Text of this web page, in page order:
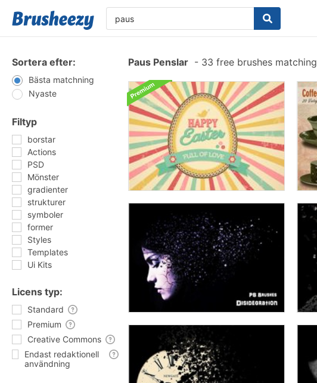
Sortera efter:
Bästa matchning
Nyaste
Filtyp
borstar
Actions
PSD
Mönster
gradienter
strukturer
symboler
former
Styles
Templates
Ui Kits
Licens typ:
Standard
Premium
Creative Commons
Endast redaktionell
användning
Paus Penslar - 33 free brushes matching